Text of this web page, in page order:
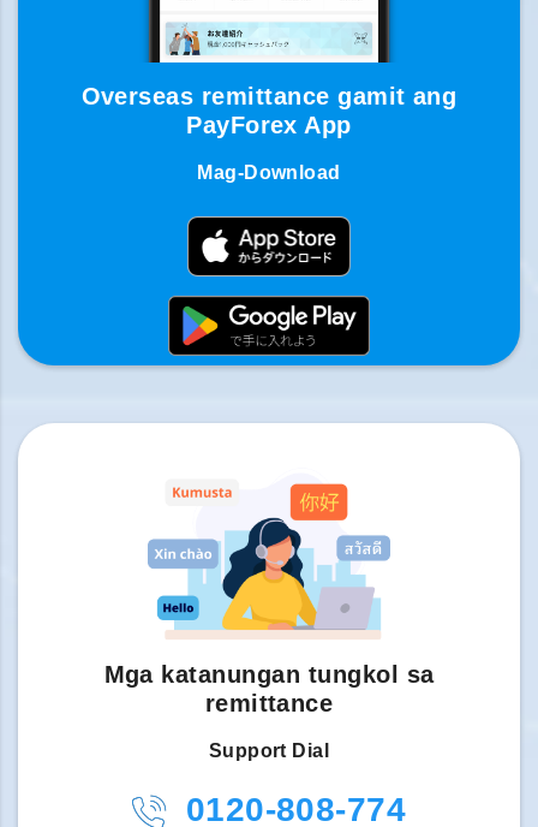
Overseas remittance gamit ang
PayForex App
Mag-Download
Mga katanungan tungkol sa
remittance
Support Dial
0120-808-774